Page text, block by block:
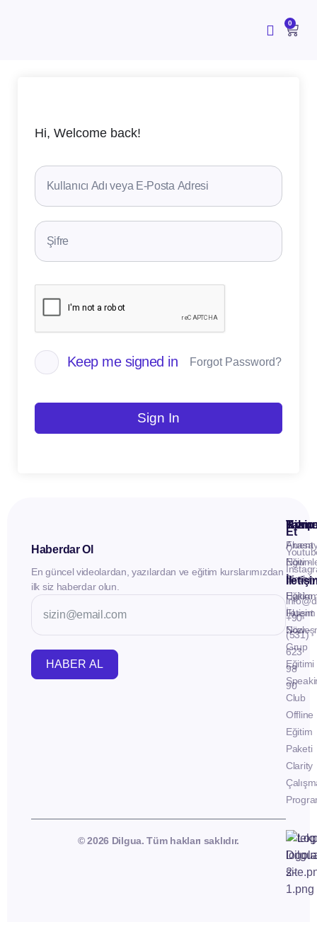
0
Hi, Welcome back!
Keep me signed in Forgot Password?
Sign In
Haberdar Ol
En güncel videolardan, yazılardan ve eğitim kurslarımızdan
ilk siz haberdar olun.
HABER AL
İletişim
Fluent
Now -
Birebir
Eğitim
Fluent
Now -
Grup
Eğitimi
Club
Offline
Eğitim
Paketi
Clarity
Takip
Et
+90
(531)
623
98
90
© 2026 Dilgua. Tüm hakları saklıdır.